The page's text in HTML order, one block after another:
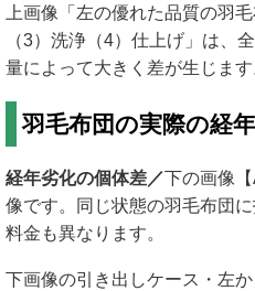
上画像「左の優れた品質の羽
（3）洗浄（4）仕上げ」は、
量によって大きく差が生じます
羽毛布団の実際の経
経年劣化の個体差／下の画像
像です。同じ状態の羽毛布団
料金も異なります。
下画像の引き出しケース・左か